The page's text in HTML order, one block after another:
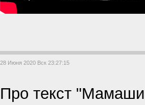
28 Июня 2020 Вск 23:27:15
Про текст